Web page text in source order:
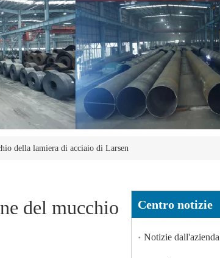
della lamiera di acciaio di Larsen
del mucchio
Centro notizie
Notizie dall'azienda